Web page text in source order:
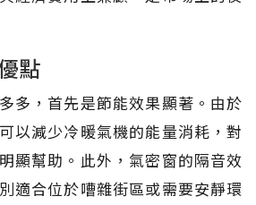
點
多，首先是節能效果顯著。由於
以減少冷暖氣機的能量消耗，對
顯幫助。此外，氣密窗的隔音效
適合位於嘈雜街區或需要安靜環